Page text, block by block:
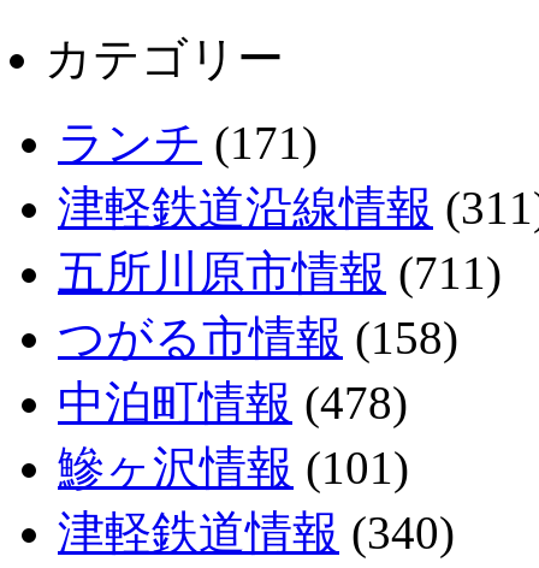
カテゴリー
ランチ (171)
津軽鉄道沿線情報
五所川原市情報 (711)
つがる市情報 (158)
中泊町情報 (478)
鰺ヶ沢情報 (101)
津軽鉄道情報 (340)